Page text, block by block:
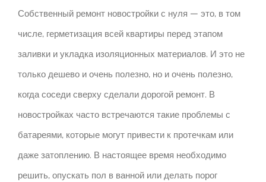
Собственный ремонт новостройки с нуля — это, в том
числе, герметизация всей квартиры перед этапом
заливки и укладка изоляционных материалов. И это не
только дешево и очень полезно, но и очень полезно,
когда соседи сверху сделали дорогой ремонт. В
новостройках часто встречаются такие проблемы с
батареями, которые могут привести к протечкам или
даже затоплению. В настоящее время необходимо
решить, опускать пол в ванной или делать порог